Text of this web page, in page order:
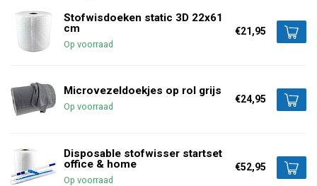
Stofwisdoeken static 3D 22x61
cm
Op voorraad
€21,95
Microvezeldoekjes op rol grijs
Op voorraad
€24,95
Disposable stofwisser startset
office & home
Op voorraad
€52,95